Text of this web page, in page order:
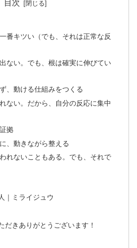
目次
番キツい（でも、それは正常な反
ない。でも、根は確実に伸びてい
、動ける仕組みをつくる
ない。だから、自分の反応に集中
拠
、動きながら整える
れないこともある。でも、それで
｜ミライジュウ
だきありがとうございます！